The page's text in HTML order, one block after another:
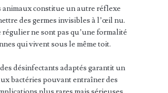
constitue un autre réflexe
des germes invisibles à l’œil nu.
ne sont pas qu’une formalité
qui vivent sous le même toit.
désinfectants adaptés garantit un
bactéries pouvant entraîner des